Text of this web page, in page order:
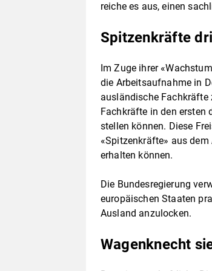
reiche es aus, einen
Spitzenkräfte
Im Zuge ihrer
die Arbeitsaufnahme in
ausländische Fachkräfte
Fachkräfte in den ersten
stellen können. Diese
«Spitzenkräfte» aus
erhalten können.
Die Bundesregierung
europäischen Staaten
Ausland anzulocken.
Wagenknecht